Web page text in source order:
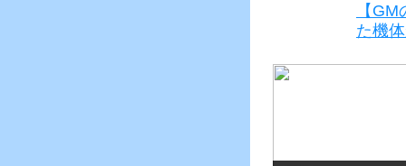
【
た機